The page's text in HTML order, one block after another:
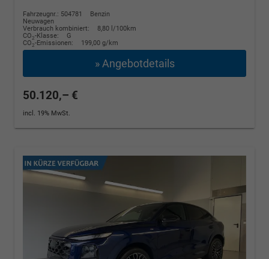
Fahrzeugnr.: 504781
Benzin
Neuwagen
Verbrauch kombiniert:
8,80 l/100km
CO2-Klasse:
G
CO2-Emissionen: 199,00 g/km
» Angebotdetails
50.120,– €
incl. 19% MwSt.